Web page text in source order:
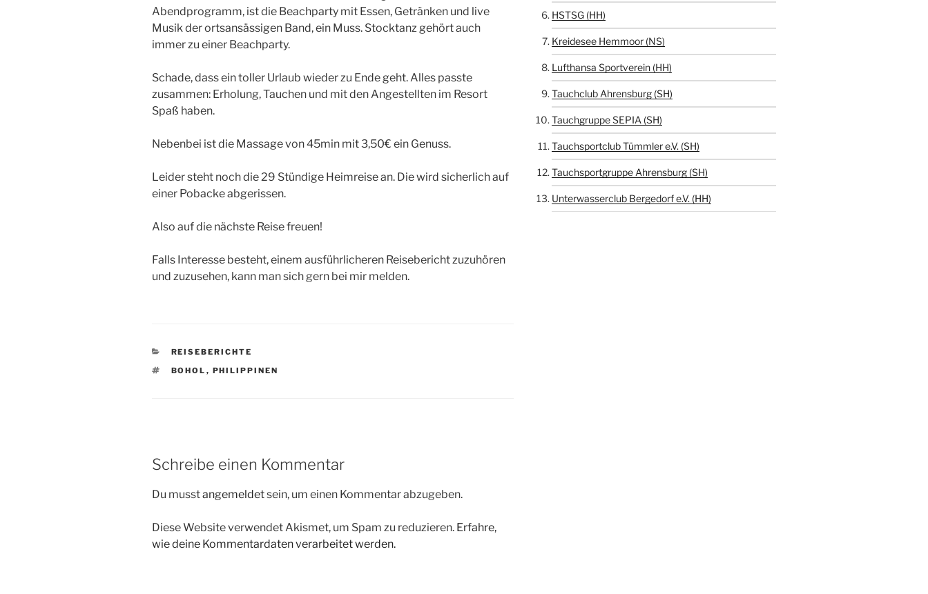
Abendprogramm, ist die Beachparty mit Essen, Getränken und live
Musik der ortsansässigen Band, ein Muss. Stocktanz gehört auch
immer zu einer Beachparty.
Schade, dass ein toller Urlaub wieder zu Ende geht. Alles passte
zusammen: Erholung, Tauchen und mit den Angestellten im Resort
Spaß haben.
Nebenbei ist die Massage von 45min mit 3,50€ ein Genuss.
Leider steht noch die 29 Stündige Heimreise an. Die wird sicherlich auf
einer Pobacke abgerissen.
Also auf die nächste Reise freuen!
Falls Interesse besteht, einem ausführlicheren Reisebericht zuzuhören
und zuzusehen, kann man sich gern bei mir melden.
KATEGORIEN
REISEBERICHTE
SCHLAGWÖRTER
BOHOL , PHILIPPINEN
Schreibe einen Kommentar
Du musstangemeldetsein, um einen Kommentar abzugeben.
Diese Website verwendet Akismet, um Spam zu reduzieren. Erfahre,
wie deine Kommentardaten verarbeitet werden.
HSTSG (HH)
Kreidesee Hemmoor (NS)
Lufthansa Sportverein (HH)
Tauchclub Ahrensburg (SH)
Tauchgruppe SEPIA (SH)
Tauchsportclub Tümmler e.V. (SH)
Tauchsportgruppe Ahrensburg (SH)
Unterwasserclub Bergedorf e.V. (HH)